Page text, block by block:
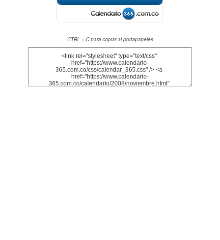
CTRL + C para copiar al portapapeles